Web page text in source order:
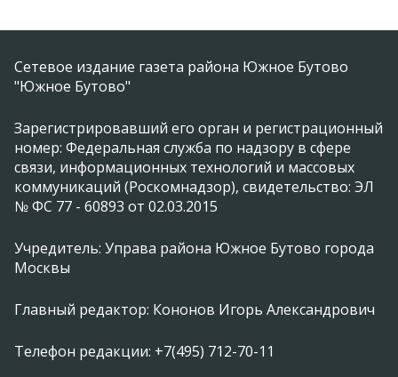
Сетевое издание газета района Южное Бутово
"Южное Бутово"
Зарегистрировавший его орган и регистрационный
номер: Федеральная служба по надзору в сфере
связи, информационных технологий и массовых
коммуникаций (Роскомнадзор), свидетельство: ЭЛ
№ ФС 77 - 60893 от 02.03.2015
Учредитель: Управа района Южное Бутово города
Москвы
Главный редактор: Кононов Игорь Александрович
Телефон редакции: +7(495) 712-70-11